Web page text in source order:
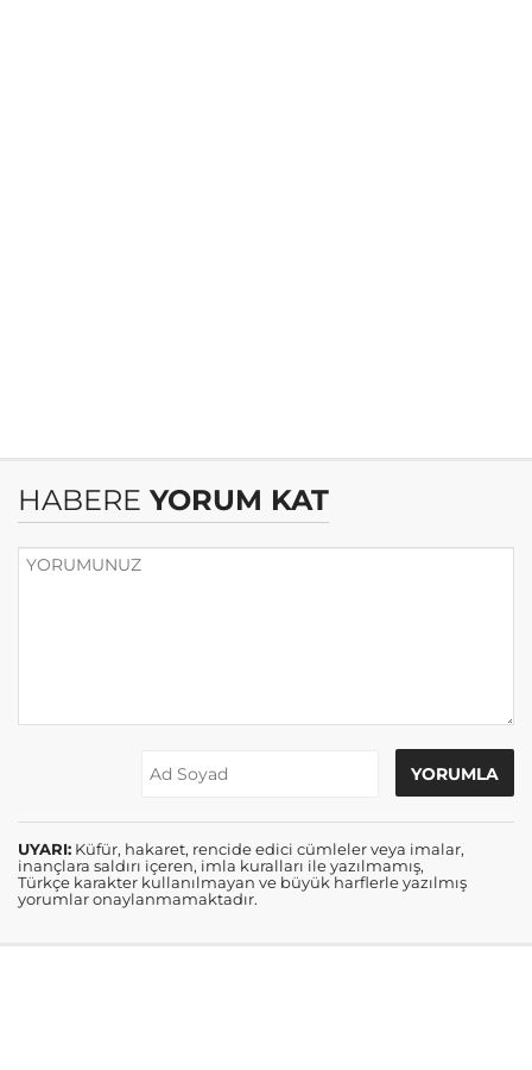
HABERE YORUM KAT
UYARI: Küfür, hakaret, rencide edici cümleler veya imalar,
inançlara saldırı içeren, imla kuralları ile yazılmamış,
Türkçe karakter kullanılmayan ve büyük harflerle yazılmış
yorumlar onaylanmamaktadır.